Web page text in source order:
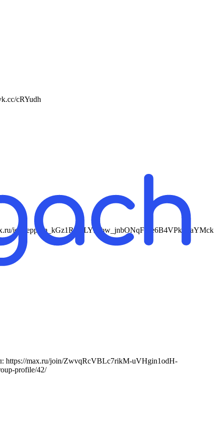
cRYudh
join/eppkm_kGz1RXxLYrLbw_jnbONqFLle6B4VPkFkaYMck
https://max.ru/join/ZwvqRcVBLc7rikM-uVHgin1odH-
profile/42/